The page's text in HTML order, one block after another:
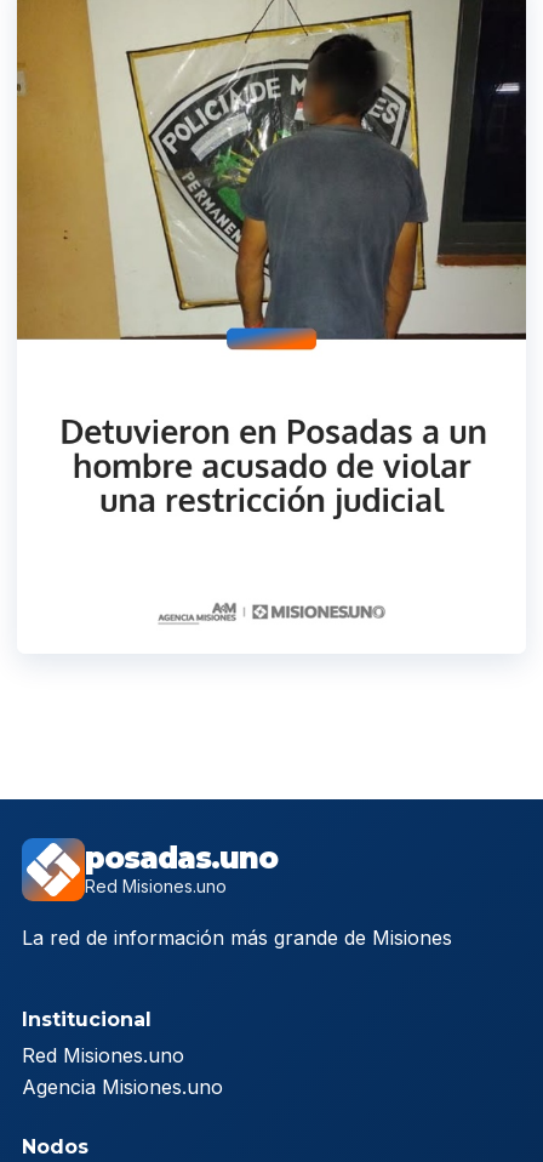
posadas.uno
Red Misiones.uno
La red de información más grande de Misiones
Institucional
Red Misiones.uno
Agencia Misiones.uno
Nodos